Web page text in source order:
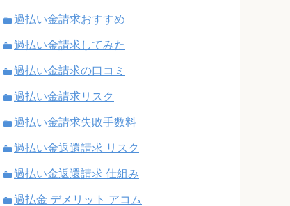
過払い金請求おすすめ
過払い金請求してみた
過払い金請求の口コミ
過払い金請求リスク
過払い金請求失敗手数料
過払い金返還請求 リスク
過払い金返還請求 仕組み
過払金 デメリット アコム